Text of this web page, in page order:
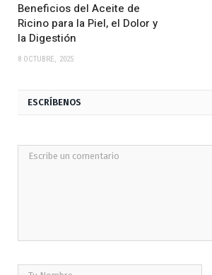
Beneficios del Aceite de
Ricino para la Piel, el Dolor y
la Digestión
8 OCTUBRE, 2025
ESCRÍBENOS